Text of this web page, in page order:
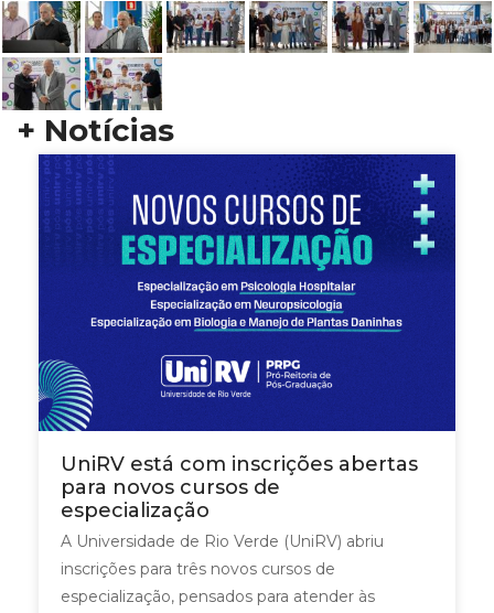
+ Notícias
UniRV está com inscrições abertas
para novos cursos de
especialização
A Universidade de Rio Verde (UniRV) abriu
inscrições para três novos cursos de
especialização, pensados para atender às